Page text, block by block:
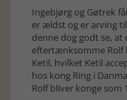
Ingebjørg og Gøtrek
er ældst og er arving
denne dog godt se,
eftertænksomme Rolf
Ketil, hvilket Ketil
hos kong Ring i
Rolf bliver konge som